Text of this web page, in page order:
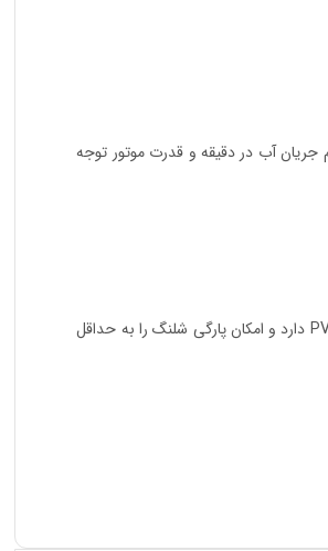
جریان آب در دقیقه و قدرت موتور توجه
دارای 5 متر شلنگ فشار قوی تقویت شده با بافت سیم فولادی می باشد که دوام بیشتری نسبت به شلنگ های PVC دارد و امکان پارگی شلنگ را به حداقل